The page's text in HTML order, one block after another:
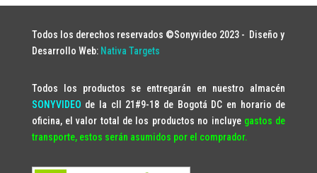
Todos los derechos reservados ©Sonyvideo 2023 - Diseño y
Desarrollo Web: Nativa Targets
Todos los productos se entregarán en nuestro almacén
SONYVIDEO de la cll 21#9-18 de Bogotá DC en horario de
oficina, el valor total de los productos no incluye gastos de
transporte, estos serán asumidos por el comprador.